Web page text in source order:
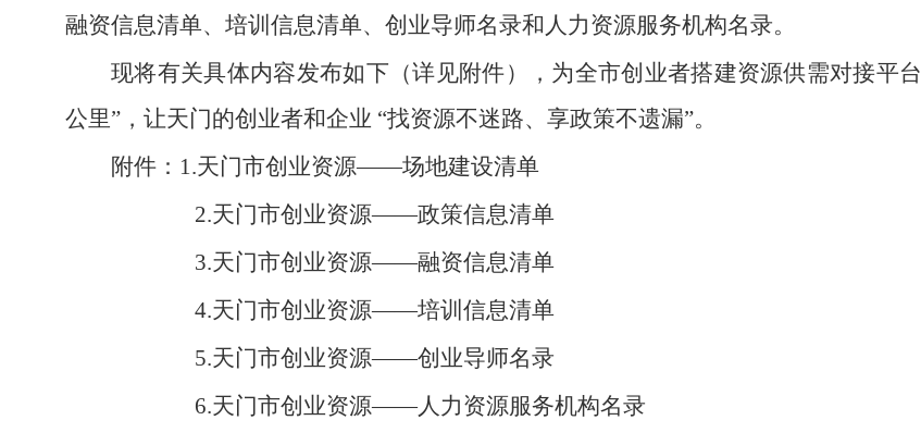
融资信息清单、培训信息清单、创业导师名录和人力资源服务机构名录。
现将有关具体内容发布如下（详见附件），为全市创业者搭建资源供需对接平
公里”，让天门的创业者和企业 “找资源不迷路、享政策不遗漏”。
附件：1.天门市创业资源——场地建设清单
2.天门市创业资源——政策信息清单
3.天门市创业资源——融资信息清单
4.天门市创业资源——培训信息清单
5.天门市创业资源——创业导师名录
6.天门市创业资源——人力资源服务机构名录